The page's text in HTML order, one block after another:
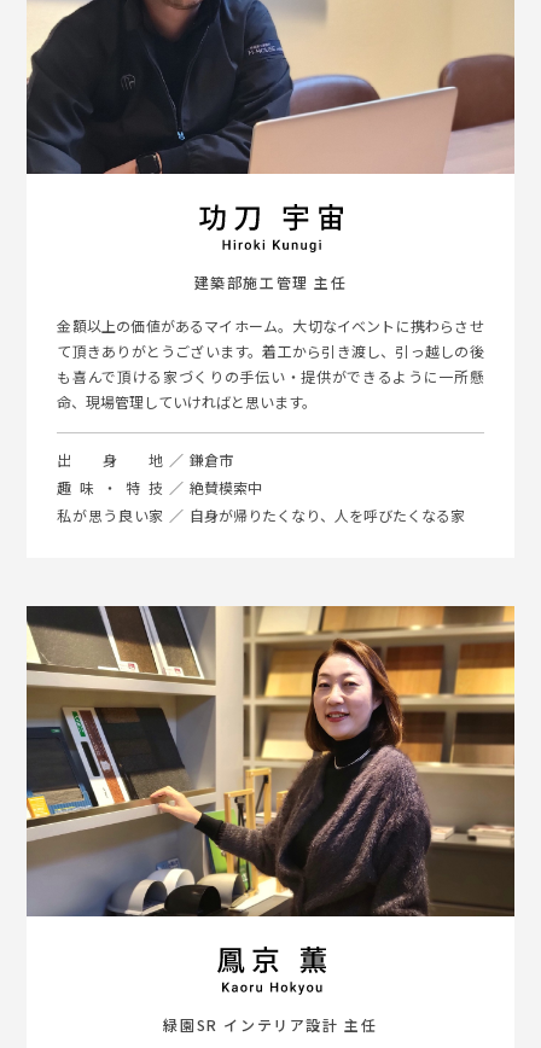
建築部施工管理 主任
金額以上の価値があるマイホーム。大切なイベントに携わらさせ
て頂きありがとうございます。着工から引き渡し、引っ越しの後
も喜んで頂ける家づくりの手伝い・提供ができるように一所懸
命、現場管理していければと思います。
出身地
鎌倉市
趣味・特技
絶賛模索中
私が思う良い家
自身が帰りたくなり、人を呼びたくなる家
緑園SR インテリア設計 主任